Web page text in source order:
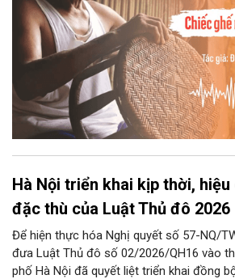
Hà Nội triển khai kịp thời,
đặc thù của Luật Thủ đô 2026
Để hiện thực hóa Nghị quyết số 57-NQ/
đưa Luật Thủ đô số 02/2026/QH16 vào
phố Hà Nội đã quyết liệt triển khai đồng